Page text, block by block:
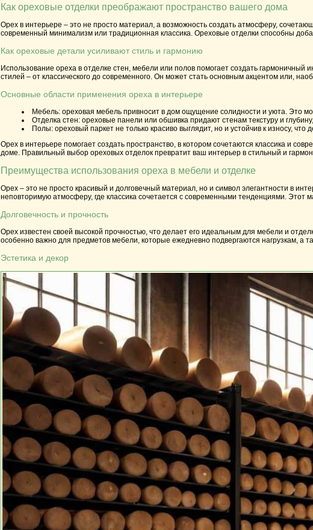
Как ореховые отделки преображают пространство вашего дома
Орех в интерьере – это не просто материал, а возможность создать атмосферу,
современный минимализм или традиционная классика. Ореховые отделки способны
Как ореховые детали усиливают стиль и гармонию
Использование ореха в отделке стен, мебели или полов помогает создать гармоничный
стилей – от классического до современного. Он может стать основным акцентом или,
Основные области применения ореха в интерьере
Мебель: ореховая мебель привносит в дом ощущение солидности и уюта. Это
Отделка стен: ореховые панели или обшивка придают стенам текстуру и
Полы: ореховый паркет не только красиво выглядит, но и устойчив к износу,
Орех в интерьере помогает создать пространство, в котором сочетаются классика и
доме. Правильный выбор ореховых отделок превратит ваш интерьер в стильный и
Преимущества использования ореха в мебели и отделке
Орех – это не просто красивый и долговечный материал, но и символ элегантности в
неповторимую атмосферу, где классика сочетается с современными тенденциями.
Долговечность и прочность
Орех известен своей высокой прочностью, что делает его идеальным для мебели и
особенно важно для предметов мебели, которые ежедневно подвергаются нагрузкам, а
Эстетика и декор